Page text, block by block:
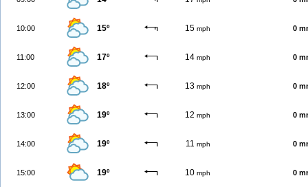
10:00 15º 15 mph 0
11:00 17º 14 mph 0
12:00 18º 13 mph 0
13:00 19º 12 mph 0
14:00 19º 11 mph 0
15:00 19º 10 mph 0